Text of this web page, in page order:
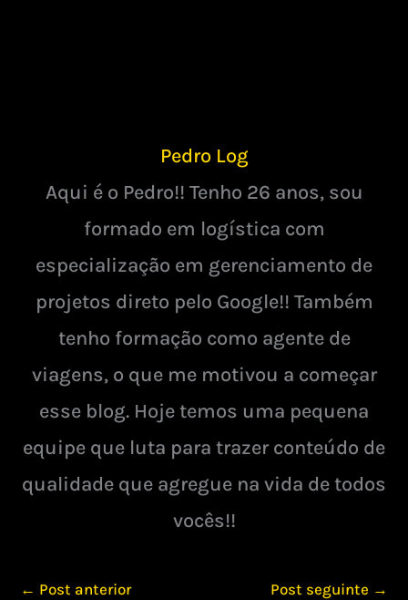
Pedro Log
Aqui é o Pedro!! Tenho 26 anos, sou
formado em logística com
especialização em gerenciamento de
projetos direto pelo Google!! Também
tenho formação como agente de
viagens, o que me motivou a começar
esse blog. Hoje temos uma pequena
equipe que luta para trazer conteúdo de
qualidade que agregue na vida de todos
vocês!!
← Post anterior Post seguinte →